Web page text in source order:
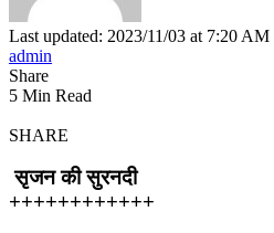
Last updated: 2023/11/03 at 7:20 AM
admin
Share
5 Min Read
SHARE
सृजन की सुरनदी
++++++++++++